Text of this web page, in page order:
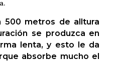
500 metros de alltura
se produzca en
lenta, y esto le da
absorbe mucho el